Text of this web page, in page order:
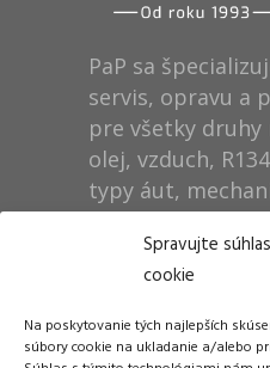
Spravujte
cookie
Na poskytovanie tých najlepších
súbory cookie na ukladanie a/alebo
PaP sa
servis, opravu a
pre všetky druhy
olej, vzduch,
typy áut,
technológií,
Dušan Pytel P a P